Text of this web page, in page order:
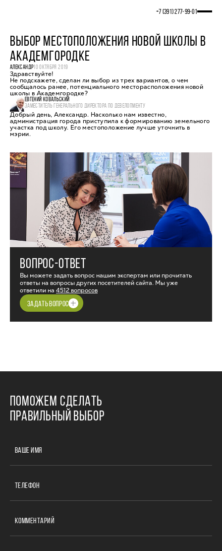
+7 (391) 277‒99‒01
ВЫБОР МЕСТОПОЛОЖЕНИЯ НОВОЙ ШКОЛЫ В
АКАДЕМГОРОДКЕ
АЛЕКСАНДР10 ОКТЯБРЯ 2019
Здравствуйте!
Не подскажете, сделан ли выбор из трех вариантов, о чем
сообщалось ранее, потенциального месторасположения новой
школы в Академгородке?
ЕВГЕНИЙ КОВАЛЬСКИЙ
ЗАМЕСТИТЕЛЬ ГЕНЕРАЛЬНОГО ДИРЕКТОРА ПО ДЕВЕЛОПМЕНТУ
Добрый день, Александр. Насколько нам известно,
администрация города приступила к формированию земельного
участка под школу. Его местоположение лучше уточнить в
мэрии.
ВОПРОС-ОТВЕТ
Вы можете задать вопрос нашим экспертам или прочитать
ответы на вопросы других посетителей сайта. Мы уже
ответили на 4512 вопросов
ЗАДАТЬ ВОПРОС
ПОМОЖЕМ СДЕЛАТЬ
ПРАВИЛЬНЫЙ ВЫБОР
ВАШЕ ИМЯ
ТЕЛЕФОН
КОММЕНТАРИЙ